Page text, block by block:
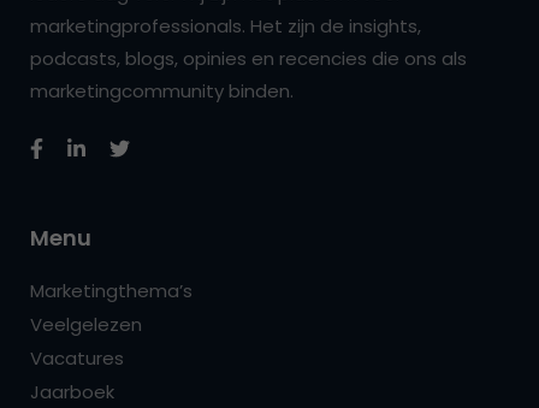
marketingprofessionals. Het zijn de insights,
podcasts, blogs, opinies en recencies die ons als
marketingcommunity binden.
Menu
Marketingthema’s
Veelgelezen
Vacatures
Jaarboek